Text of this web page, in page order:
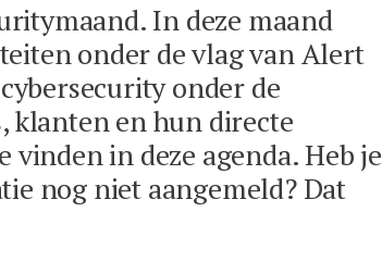
In deze maand
onder de vlag van Alert
onder de
klanten en hun directe
in deze agenda. Heb je
nog niet aangemeld? Dat